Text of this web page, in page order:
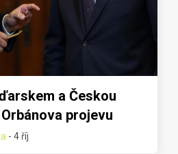
a Českou
projevu
- 4 říj